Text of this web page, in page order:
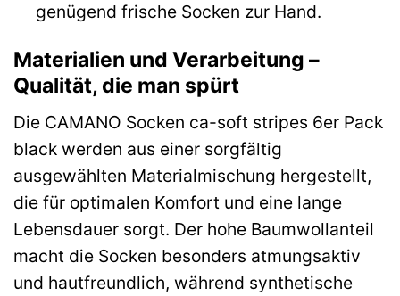
genügend frische Socken zur Hand.
Materialien und Verarbeitung –
Qualität, die man spürt
Die CAMANO Socken ca-soft stripes 6er Pack
black werden aus einer sorgfältig
ausgewählten Materialmischung hergestellt,
die für optimalen Komfort und eine lange
Lebensdauer sorgt. Der hohe Baumwollanteil
macht die Socken besonders atmungsaktiv
und hautfreundlich, während synthetische